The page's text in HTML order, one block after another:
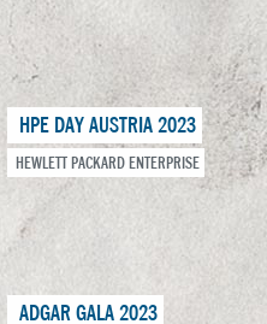
HPE DAY AUSTRIA 2023
HEWLETT PACKARD ENTERPRISE
ADGAR GALA 2023